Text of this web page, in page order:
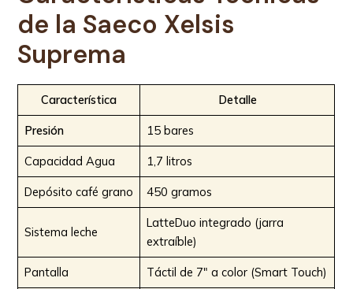
de la Saeco Xelsis
Suprema
Característica Detalle
Presión 15 bares
Capacidad Agua 1,7 litros
Depósito café grano 450 gramos
Sistema leche
LatteDuo integrado (jarra
extraíble)
Pantalla Táctil de 7″ a color (Smart Touch)